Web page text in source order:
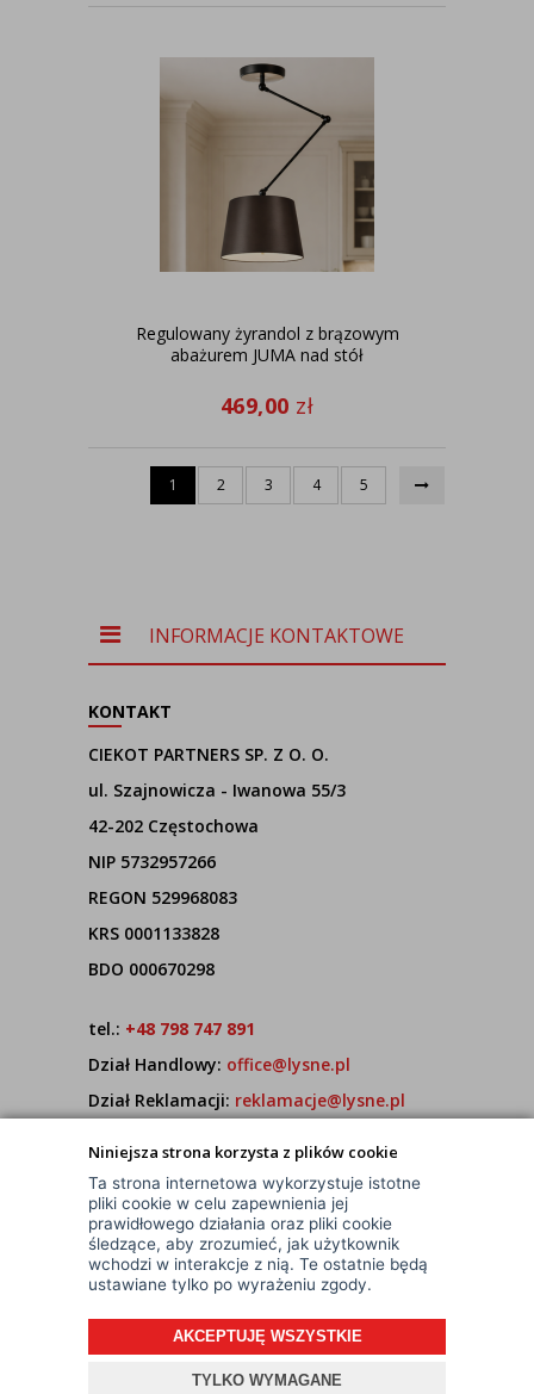
Niniejsza strona korzysta z plików cookie
Ta strona internetowa wykorzystuje istotne
pliki cookie w celu zapewnienia jej
prawidłowego działania oraz pliki cookie
śledzące, aby zrozumieć, jak użytkownik
wchodzi w interakcje z nią. Te ostatnie będą
ustawiane tylko po wyrażeniu zgody.
AKCEPTUJĘ WSZYSTKIE
TYLKO WYMAGANE
Regulowany żyrandol z brązowym
abażurem JUMA nad stół
469,00 zł
1 2 3 4 5
INFORMACJE KONTAKTOWE
KONTAKT
CIEKOT PARTNERS SP. Z O. O.
ul. Szajnowicza - Iwanowa 55/3
42-202 Częstochowa
NIP 5732957266
REGON 529968083
KRS 0001133828
BDO 000670298
tel.: +48 798 747 891
Dział Handlowy: office@lysne.pl
Dział Reklamacji: reklamacje@lysne.pl
7:00 - 15:00
© Wszelkie Prawa Zastrzeżone
Projekt i oprogramowanie sklepu: